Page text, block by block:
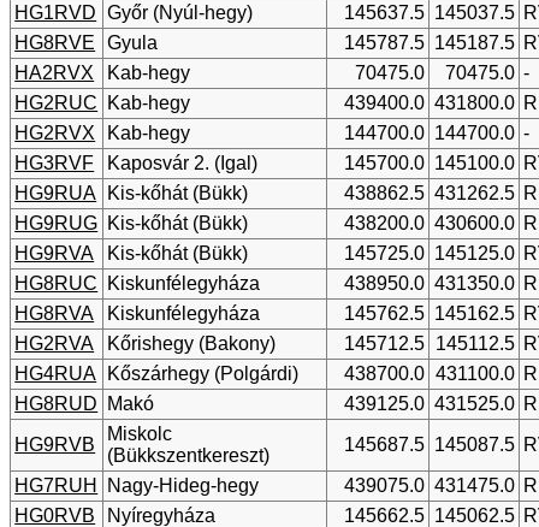
HG1RVD Győr (Nyúl-hegy) 145637.5 145037.5
HG8RVE
Gyula 145787.5 145187.5
HA2RVX
Kab-hegy 70475.0 70475.0 -
HG2RUC
Kab-hegy 439400.0 431800.0
HG2RVX
Kab-hegy 144700.0 144700.0 -
HG3RVF
Kaposvár 2. (Igal) 145700.0 145100.0
HG9RUA
Kis-kőhát (Bükk) 438862.5 431262.5
HG9RUG Kis-kőhát (Bükk) 438200.0 430600.0
HG9RVA
Kis-kőhát (Bükk) 145725.0 145125.0
HG8RUC
Kiskunfélegyháza 438950.0 431350.0
HG8RVA
Kiskunfélegyháza 145762.5 145162.5
HG2RVA
Kőrishegy (Bakony) 145712.5 145112.5
HG4RUA
Kőszárhegy (Polgárdi) 438700.0 431100.0
HG8RUD
Makó 439125.0 431525.0
HG9RVB
Miskolc
(Bükkszentkereszt)
145687.5 145087.5
HG7RUH
Nagy-Hideg-hegy 439075.0 431475.0
HG0RVB
Nyíregyháza 145662.5 145062.5